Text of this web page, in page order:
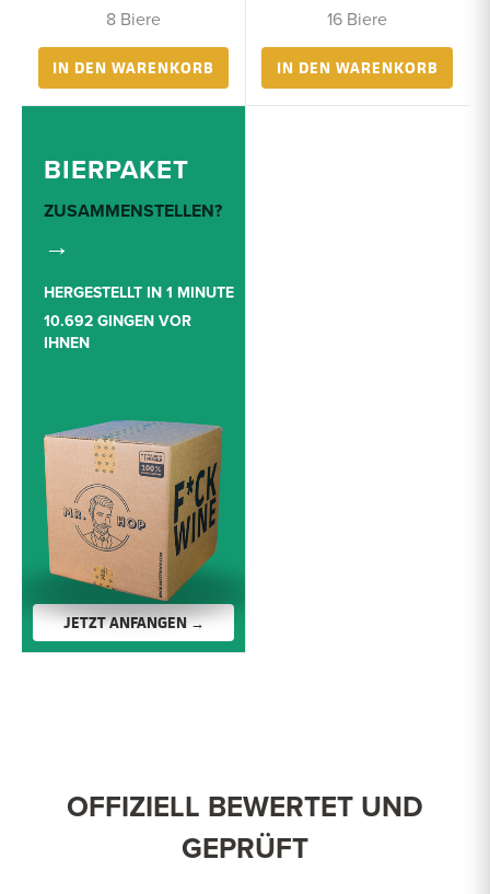
8 Biere
IN DEN WARENKORB
16 Biere
IN DEN WARENKORB
BIERPAKET
ZUSAMMENSTELLEN?
→
HERGESTELLT IN 1 MINUTE
10.692 GINGEN VOR
IHNEN
JETZT ANFANGEN →
OFFIZIELL BEWERTET UND
GEPRÜFT